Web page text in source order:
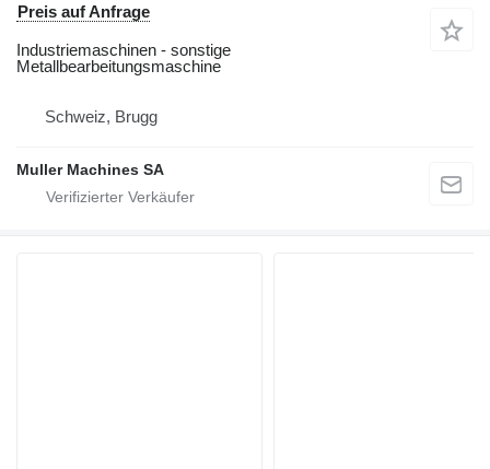
Preis auf Anfrage
Industriemaschinen - sonstige
Metallbearbeitungsmaschine
Schweiz, Brugg
Muller Machines SA